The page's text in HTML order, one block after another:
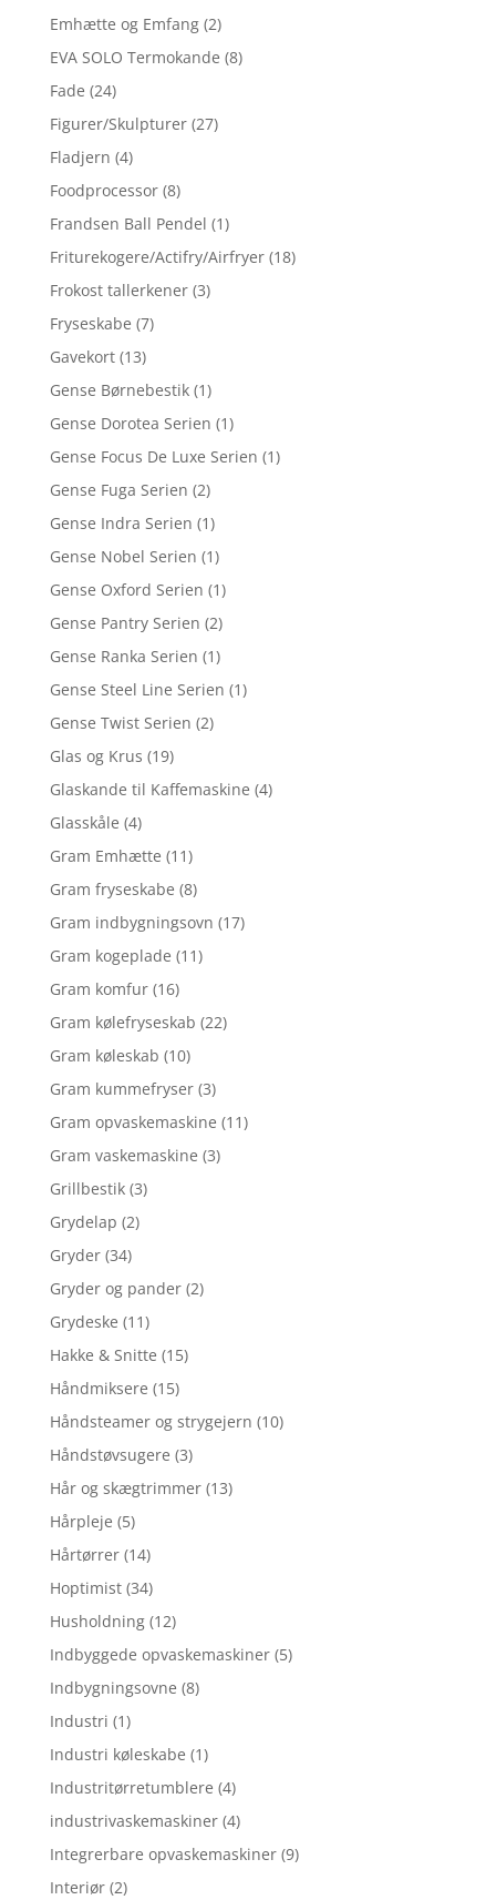
Emhætte og Emfang (2)
EVA SOLO Termokande (8)
Fade (24)
Figurer/Skulpturer (27)
Fladjern (4)
Foodprocessor (8)
Frandsen Ball Pendel (1)
Friturekogere/Actifry/Airfryer (18)
Frokost tallerkener (3)
Fryseskabe (7)
Gavekort (13)
Gense Børnebestik (1)
Gense Dorotea Serien (1)
Gense Focus De Luxe Serien (1)
Gense Fuga Serien (2)
Gense Indra Serien (1)
Gense Nobel Serien (1)
Gense Oxford Serien (1)
Gense Pantry Serien (2)
Gense Ranka Serien (1)
Gense Steel Line Serien (1)
Gense Twist Serien (2)
Glas og Krus (19)
Glaskande til Kaffemaskine (4)
Glasskåle (4)
Gram Emhætte (11)
Gram fryseskabe (8)
Gram indbygningsovn (17)
Gram kogeplade (11)
Gram komfur (16)
Gram kølefryseskab (22)
Gram køleskab (10)
Gram kummefryser (3)
Gram opvaskemaskine (11)
Gram vaskemaskine (3)
Grillbestik (3)
Grydelap (2)
Gryder (34)
Gryder og pander (2)
Grydeske (11)
Hakke & Snitte (15)
Håndmiksere (15)
Håndsteamer og strygejern (10)
Håndstøvsugere (3)
Hår og skægtrimmer (13)
Hårpleje (5)
Hårtørrer (14)
Hoptimist (34)
Husholdning (12)
Indbyggede opvaskemaskiner (5)
Indbygningsovne (8)
Industri (1)
Industri køleskabe (1)
Industritørretumblere (4)
industrivaskemaskiner (4)
Integrerbare opvaskemaskiner (9)
Interiør (2)